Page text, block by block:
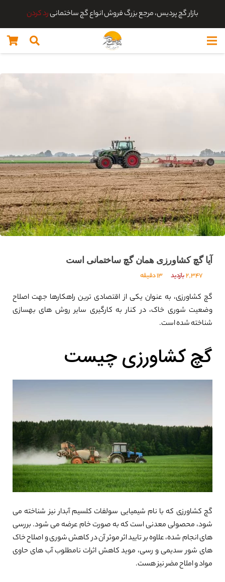
بازار گچ پردیس، مرجع بزرگ فروش انواع گچ ساختمانیرد کردن
آیا گچ کشاورزی همان گچ ساختمانی است
2,347بازدید 13 دقیقه
گچ کشاورزی، به عنوان یکی از اقتصادی ترین راهکارها جهت اصلاح
وضعیت شوری خاک، در کنار به کارگیری سایر روش های بهسازی
شناخته شده است.
گچ کشاورزی چیست
گچ کشاورزی که با نام شیمیایی سولفات کلسیم آبدار نیز شناخته می
شود، محصولی معدنی است که به صورت خام عرضه می شود. بررسی
های انجام شده، علاوه بر تایید اثر موثر آن در کاهش شوری و اصلاح خاک
های شور سدیمی و رسی، موید کاهش اثرات نامطلوب آب های حاوی
مواد و املاح مضر نیز هست.